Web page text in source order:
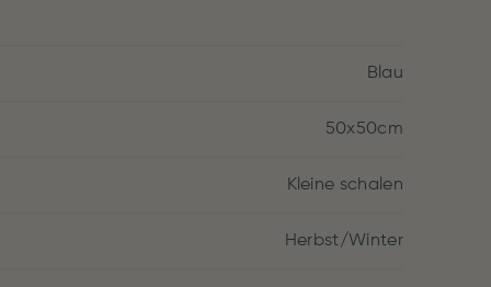
Blau
50x50cm
Kleine schalen
Herbst/Winter